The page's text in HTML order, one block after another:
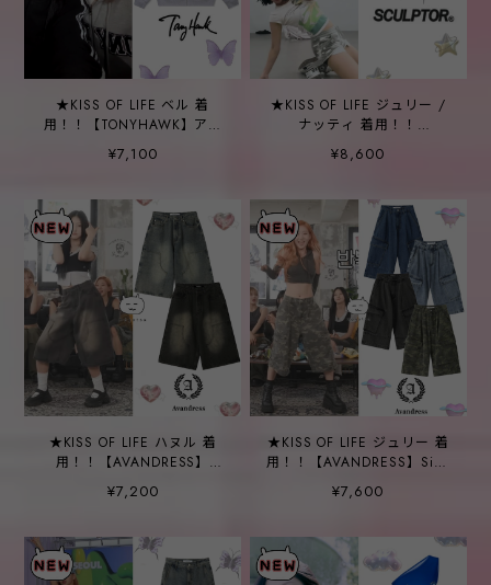
★KISS OF LIFE ベル 着
用！！【TONYHAWK】アー
チロゴ アップリケフードジ
ップアップ
¥7,100
★KISS OF LIFE ジュリー /
ナッティ 着用！！
【SCULPTOR】Camouflage
Shorts Ash
¥8,600
★KISS OF LIFE ハヌル 着
用！！【AVANDRESS】
Carpenter Denim Shorts -
2COL
¥7,200
★KISS OF LIFE ジュリー 着
用！！【AVANDRESS】Side
Big Denim Shorts - 4COL
¥7,600